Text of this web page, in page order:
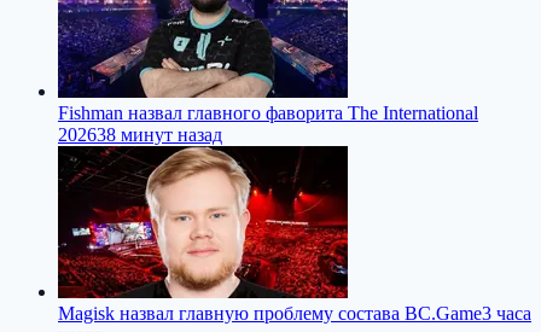
Fishman назвал главного фаворита The International
202638 минут назад
Magisk назвал главную проблему состава BC.Game3 часа